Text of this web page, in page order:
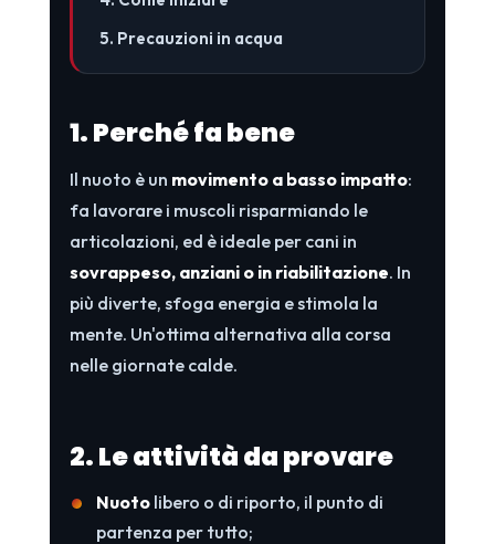
5. Precauzioni in acqua
1. Perché fa bene
Il nuoto è un movimento a basso impatto:
fa lavorare i muscoli risparmiando le
articolazioni, ed è ideale per cani in
sovrappeso, anziani o in riabilitazione. In
più diverte, sfoga energia e stimola la
mente. Un'ottima alternativa alla corsa
nelle giornate calde.
2. Le attività da provare
Nuotolibero o di riporto, il punto di
partenza per tutto;